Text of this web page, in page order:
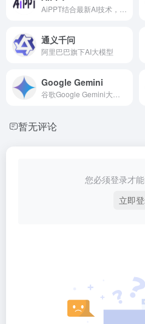
通义千问
阿里巴巴旗下AI大模型
Google Gemini
暂无评论
您必须登录才
立即